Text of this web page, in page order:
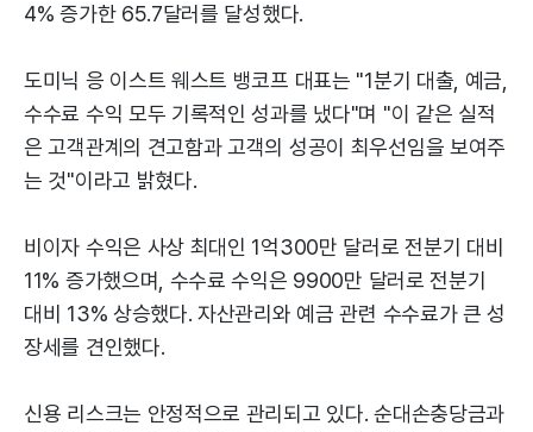
4% 증가한 65.7달러를 달성했다.
도미닉 응 이스트 웨스트 뱅코프 대표는 "1분기 대출, 예금,
수수료 수익 모두 기록적인 성과를 냈다"며 "이 같은 실적
은 고객관계의 견고함과 고객의 성공이 최우선임을 보여주
는 것"이라고 밝혔다.
비이자 수익은 사상 최대인 1억300만 달러로 전분기 대비
11% 증가했으며, 수수료 수익은 9900만 달러로 전분기
대비 13% 상승했다. 자산관리와 예금 관련 수수료가 큰 성
장세를 견인했다.
신용 리스크는 안정적으로 관리되고 있다. 순대손충당금과